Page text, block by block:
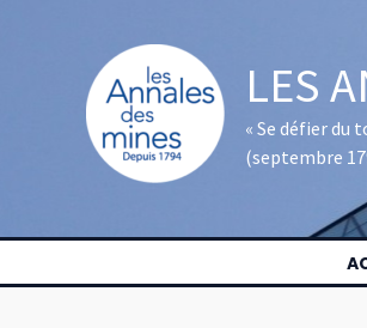
LES
« Se défier du
(septembre